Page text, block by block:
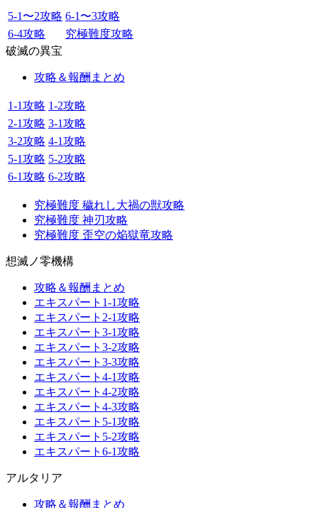
5-1〜2攻略 6-1〜3攻略
6-4攻略
究極難度攻略
破滅の異宝
攻略＆報酬まとめ
1-1攻略 1-2攻略
2-1攻略 3-1攻略
3-2攻略 4-1攻略
5-1攻略 5-2攻略
6-1攻略 6-2攻略
究極難度 穢れし大禍の獣攻略
究極難度 神刃攻略
究極難度 歪空の焔獄竜攻略
想滅ノ零機構
攻略＆報酬まとめ
エキスパート1-1攻略
エキスパート2-1攻略
エキスパート3-1攻略
エキスパート3-2攻略
エキスパート3-3攻略
エキスパート4-1攻略
エキスパート4-2攻略
エキスパート4-3攻略
エキスパート5-1攻略
エキスパート5-2攻略
エキスパート6-1攻略
アルタリア
攻略＆報酬まとめ